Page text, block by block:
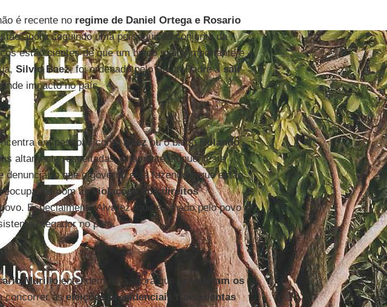
é recente no regime de Daniel Ortega e Rosario
agora seguindo uma perseguição conjunta da
estão cientes de que um bispo muito importante e
Silvio Baez, foi ordenado pelo Santo Padre asair
impacto no país.
em pessoas comoBaezou o bispoRolando
altamente respeitadas, altamente eloquentes e
denunciar o que o governo está fazendo e que estão
com asviolações dos direitos
Especialmente Alvarez, que é amado pelo povo
pregador no país.
Murilloentendem isso agora que
prenderam os
concorrer àseleições presidenciais fraudulentas